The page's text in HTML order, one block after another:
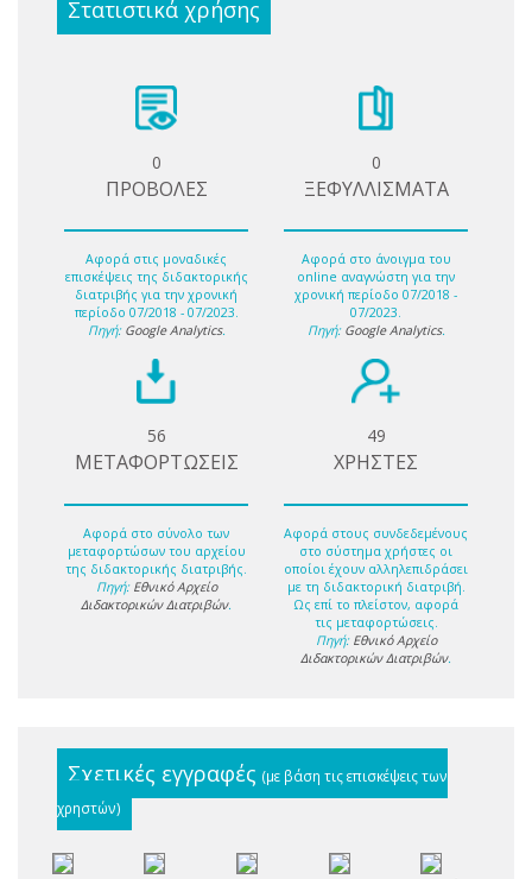
Στατιστικά χρήσης
0
ΠΡΟΒΟΛΕΣ
Αφορά στις μοναδικές
επισκέψεις της διδακτορικής
διατριβής για την χρονική
περίοδο 07/2018 - 07/2023.
Πηγή: Google Analytics.
0
ΞΕΦΥΛΛΙΣΜΑΤΑ
Αφορά στο άνοιγμα του
online αναγνώστη για την
χρονική περίοδο 07/2018 -
07/2023.
Πηγή: Google Analytics.
56
ΜΕΤΑΦΟΡΤΩΣΕΙΣ
Αφορά στο σύνολο των
μεταφορτώσων του αρχείου
της διδακτορικής διατριβής.
Πηγή: Εθνικό Αρχείο
Διδακτορικών Διατριβών.
49
ΧΡΗΣΤΕΣ
Αφορά στους συνδεδεμένους
στο σύστημα χρήστες οι
οποίοι έχουν αλληλεπιδράσει
με τη διδακτορική διατριβή.
Ως επί το πλείστον, αφορά
τις μεταφορτώσεις.
Πηγή: Εθνικό Αρχείο
Διδακτορικών Διατριβών.
Σχετικές εγγραφές (με βάση τις επισκέψεις των
χρηστών)